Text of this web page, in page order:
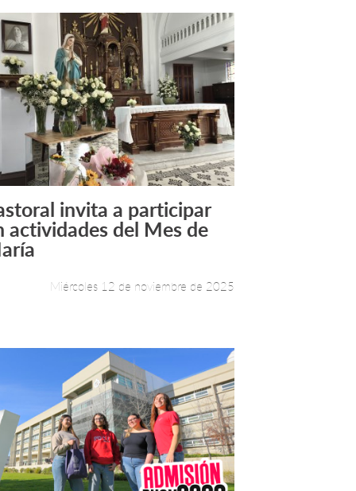
Leer más +
invita a participar
actividades del Mes de
Miércoles 12 de noviembre de 2025